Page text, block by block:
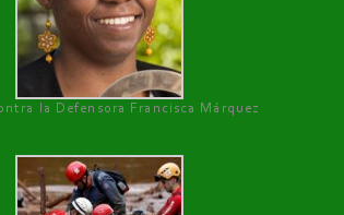
la Defensora Francisca Márquez